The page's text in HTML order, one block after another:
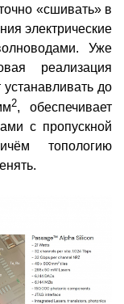
«сшивать» в
электрические
Уже
реализация
устанавливать до
2, обеспечивает
с пропускной
топологию